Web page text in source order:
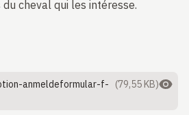
cheval qui les intéresse.
anmeldeformular-f-
(79,55 KB)